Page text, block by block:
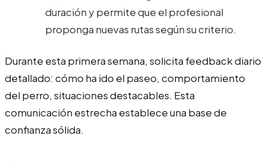
duración y permite que el profesional
proponga nuevas rutas según su criterio.
Durante esta primera semana, solicita feedback diario
detallado: cómo ha ido el paseo, comportamiento
del perro, situaciones destacables. Esta
comunicación estrecha establece una base de
confianza sólida.